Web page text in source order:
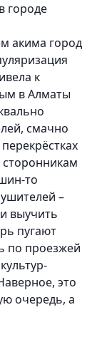
городе
акима город
к
в Алматы
смачно
сторонникам
то
–
выучить
пугают
по проезжей
это
очередь, а